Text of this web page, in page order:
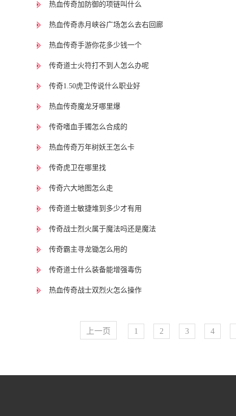
热血传奇加防御的项链叫什么
热血传奇赤月峡谷广场怎么去右回廊
热血传奇手游你花多少钱一个
传奇道士火符打不到人怎么办呢
传奇1.50虎卫传说什么职业好
热血传奇魔龙牙哪里爆
传奇嗜血手镯怎么合成的
热血传奇万年树妖王怎么卡
传奇虎卫在哪里找
传奇六大地图怎么走
传奇道士敏捷堆到多少才有用
传奇战士烈火属于魔法吗还是魔法
传奇霸主寻龙锄怎么用的
传奇道士什么装备能增强毒伤
热血传奇战士双烈火怎么操作
上一页 1 2 3 4